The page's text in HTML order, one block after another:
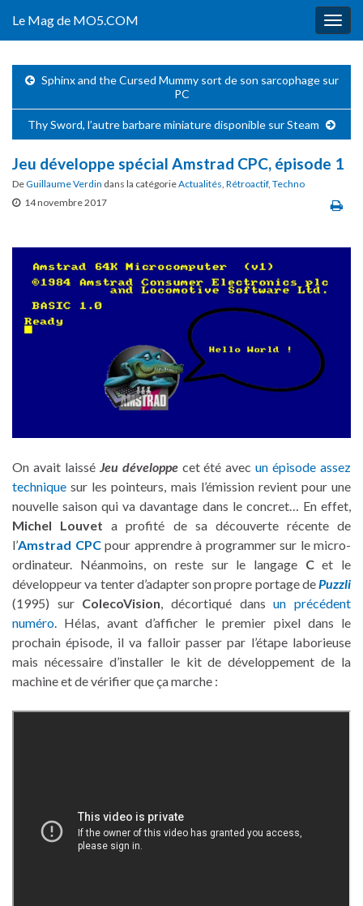
Le Mag de MO5.COM
Sphinx and the Cursed Mummy sort de son sarcophage sur
PC
Thy Sword, l’autre barbare miniature disponible sur Steam
Jeu développe spécial Amstrad CPC, épisode 1
DeGuillaume Verdin dans la catégorieActualités, Rétroactif, Techno
14 novembre 2017
On avait laissé Jeu développecet été avecun épisode assez
technique sur les pointeurs, mais l’émission revient pour une
nouvelle saison qui va davantage dans le concret… En effet,
Michel Louvet a profité de sa découverte récente de
l’Amstrad CPCpour apprendre à programmer sur le micro-
ordinateur. Néanmoins, on reste sur le langage Cet le
développeur va tenter d’adapter son propre portage dePuzzli
(1995) sur ColecoVision, décortiqué dansun précédent
numéro. Hélas, avant d’afficher le premier pixel dans le
prochain épisode, il va falloir passer par l’étape laborieuse
mais nécessaire d’installer le kit de développement de la
machine et de vérifier que ça marche :